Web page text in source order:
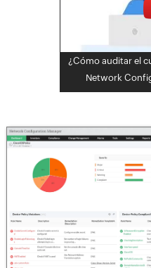
¿Cómo auditar el
Network